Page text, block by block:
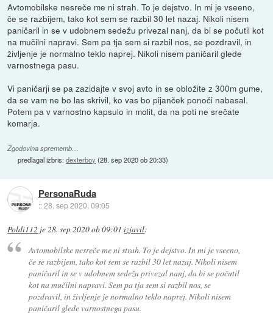
Avtomobilske nesreče me ni strah. To je dejstvo. In mi je vseeno,
če se razbijem, tako kot sem se razbil 30 let nazaj. Nikoli nisem
paničaril in se v udobnem sedežu privezal nanj, da bi se počutil kot
na mučilni napravi. Sem pa tja sem si razbil nos, se pozdravil, in
življenje je normalno teklo naprej. Nikoli nisem paničaril glede
varnostnega pasu.
Vi paničarji se pa zazidajte v svoj avto in se obložite z 300m gume,
da se vam ne bo las skrivil, ko vas bo pijanček ponoči nabasal.
Potem pa v varnostno kapsulo in molit, da na poti ne srečate
komarja.
Zgodovina sprememb…
predlagal izbris:dexterboy (28. sep 2020 ob 20:33)
PersonaRuda
::28. sep 2020, 09:05
Poldi112 je28. sep 2020 ob 09:01 izjavil:
Avtomobilske nesreče me ni strah. To je dejstvo. In mi je vseeno,
če se razbijem, tako kot sem se razbil 30 let nazaj. Nikoli nisem
paničaril in se v udobnem sedežu privezal nanj, da bi se počutil
kot na mučilni napravi. Sem pa tja sem si razbil nos, se
pozdravil, in življenje je normalno teklo naprej. Nikoli nisem
paničaril glede varnostnega pasu.